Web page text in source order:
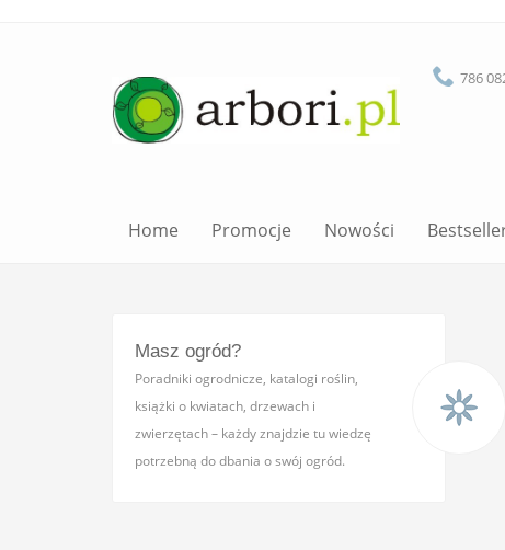
786
Home Promocje Nowości
Masz ogród?
Poradniki ogrodnicze, katalogi roślin,
książki o kwiatach, drzewach i
zwierzętach – każdy znajdzie tu wiedzę
potrzebną do dbania o swój ogród.